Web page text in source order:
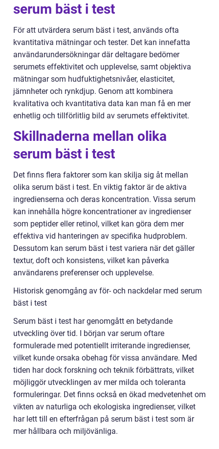
serum bäst i test
För att utvärdera serum bäst i test, används ofta
kvantitativa mätningar och tester. Det kan innefatta
användarundersökningar där deltagare bedömer
serumets effektivitet och upplevelse, samt objektiva
mätningar som hudfuktighetsnivåer, elasticitet,
jämnheter och rynkdjup. Genom att kombinera
kvalitativa och kvantitativa data kan man få en mer
enhetlig och tillförlitlig bild av serumets effektivitet.
Skillnaderna mellan olika
serum bäst i test
Det finns flera faktorer som kan skilja sig åt mellan
olika serum bäst i test. En viktig faktor är de aktiva
ingredienserna och deras koncentration. Vissa serum
kan innehålla högre koncentrationer av ingredienser
som peptider eller retinol, vilket kan göra dem mer
effektiva vid hanteringen av specifika hudproblem.
Dessutom kan serum bäst i test variera när det gäller
textur, doft och konsistens, vilket kan påverka
användarens preferenser och upplevelse.
Historisk genomgång av för- och nackdelar med serum
bäst i test
Serum bäst i test har genomgått en betydande
utveckling över tid. I början var serum oftare
formulerade med potentiellt irriterande ingredienser,
vilket kunde orsaka obehag för vissa användare. Med
tiden har dock forskning och teknik förbättrats, vilket
möjliggör utvecklingen av mer milda och toleranta
formuleringar. Det finns också en ökad medvetenhet om
vikten av naturliga och ekologiska ingredienser, vilket
har lett till en efterfrågan på serum bäst i test som är
mer hållbara och miljövänliga.